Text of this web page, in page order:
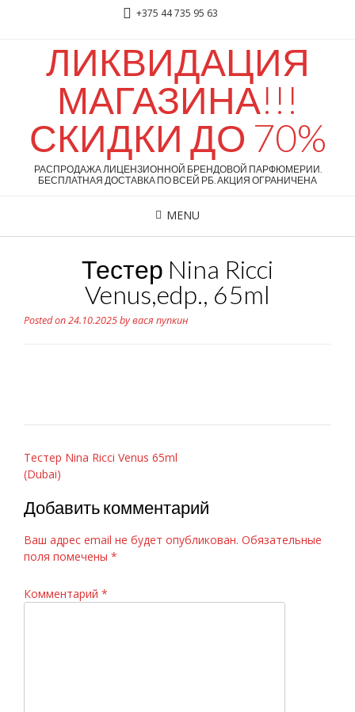
+375 44 735 95 63
ЛИКВИДАЦИЯ
МАГАЗИНА!!!
СКИДКИ ДО 70%
РАСПРОДАЖА ЛИЦЕНЗИОННОЙ БРЕНДОВОЙ ПАРФЮМЕРИИ.
БЕСПЛАТНАЯ ДОСТАВКА ПО ВСЕЙ РБ. АКЦИЯ ОГРАНИЧЕНА
MENU
Тестер Nina Ricci
Venus,edp., 65ml
Posted on24.10.2025byвася пупкин
Навигация
по
записям
Тестер Nina Ricci Venus 65ml
(Dubai)
Добавить комментарий
Ваш адрес email не будет опубликован. Обязательные
поля помечены *
Комментарий *
Chanel «Bleu de Chanel», 100 ml